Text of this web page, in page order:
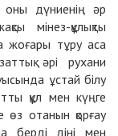
оны дүниенің әр
мінез-құлықты
жоғары тұру аса
әрі рухани
ұстай білу
құл мен күңге
өз отанын қорғау
берді діні мен